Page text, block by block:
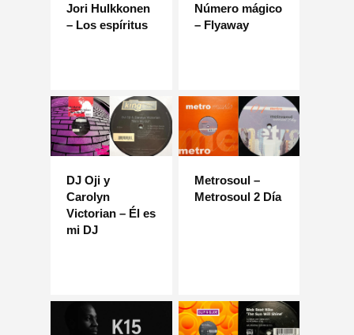
Jori Hulkkonen
– Los espíritus
Número mágico
– Flyaway
DJ Oji y
Carolyn
Victorian – Él es
mi DJ
Metrosoul –
Metrosoul 2 Día